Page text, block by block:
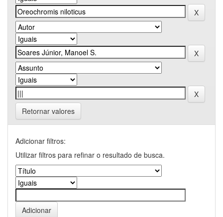
Retornar valores
Adicionar filtros:
Utilizar filtros para refinar o resultado de busca.